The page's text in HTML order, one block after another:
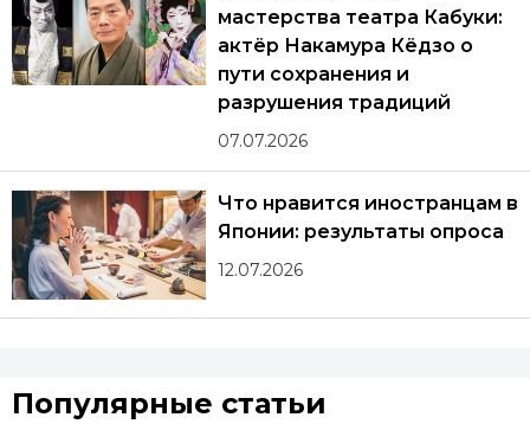
мастерства театра Кабуки:
актёр Накамура Кёдзо о
пути сохранения и
разрушения традиций
07.07.2026
Что нравится иностранцам в
Японии: результаты опроса
12.07.2026
Популярные статьи